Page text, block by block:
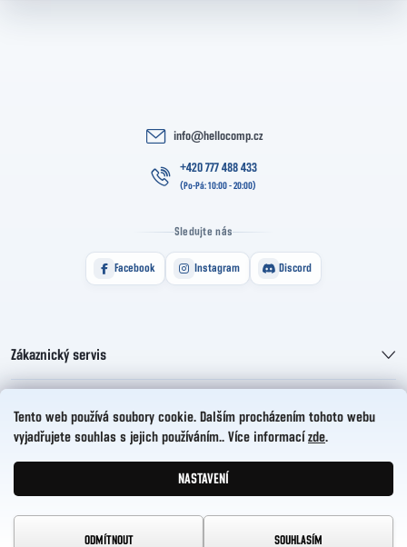
Tento web používá soubory cookie. Dalším procházením tohoto webu
vyjadřujete souhlas s jejich používáním.. Více informací zde.
NASTAVENÍ
ODMÍTNOUT SOUHLASÍM
info@hellocomp.cz
+420 777 488 433
Sledujte nás
Facebook Instagram Discord
Zákaznický servis
Copyright 2026
. Všechna práva vyhrazena.